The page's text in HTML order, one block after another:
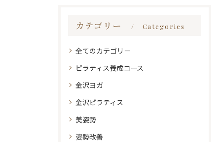
カテゴリー Categories
全てのカテゴリー
ピラティス養成コース
金沢ヨガ
金沢ピラティス
美姿勢
姿勢改善